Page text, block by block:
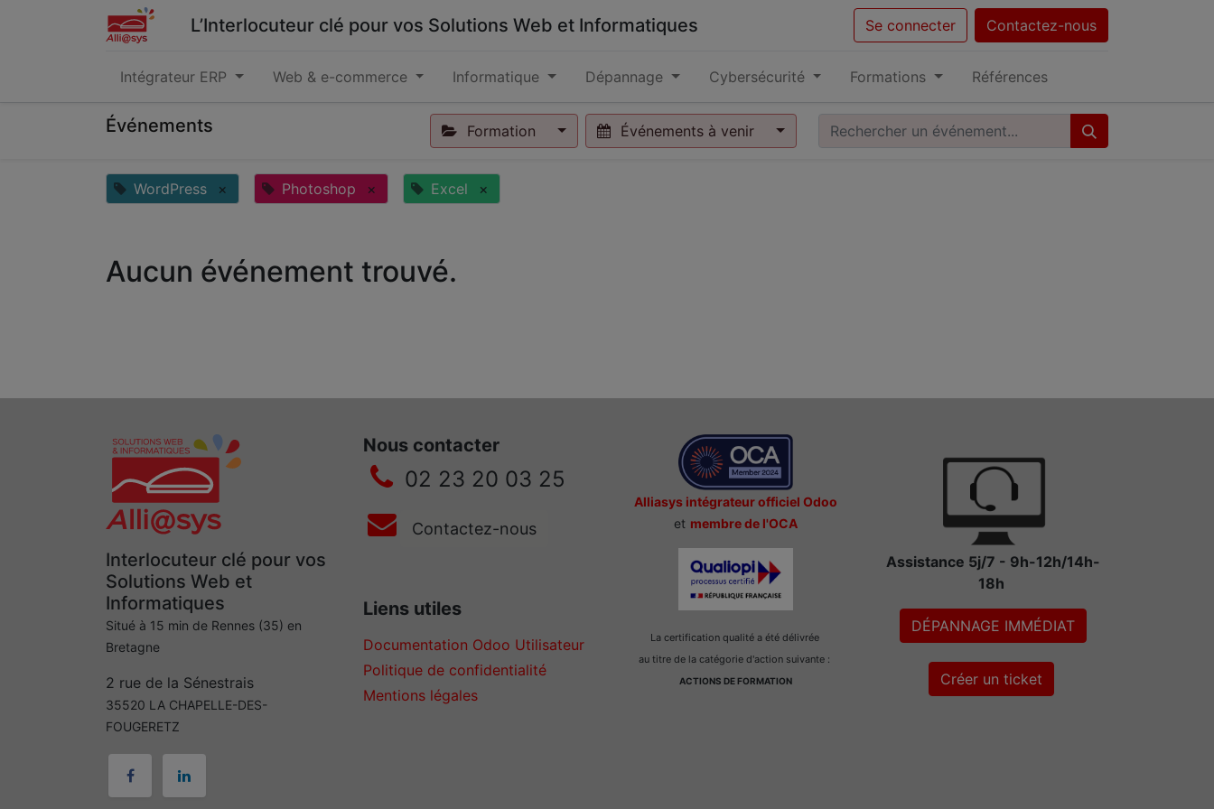
L’Interlocuteur clé pour vos Solutions Web et Informatiques Se connecter Contactez-nous
Intégrateur ERP Web & e-commerce Informatique Dépannage Cybersécurité Formations Références
Événements Formation Événements à venir
WordPress × Photoshop × Excel ×
Aucun événement trouvé.
Interlocuteur clé pour vos
Solutions Web et
Informatiques
Situé à 15 min de Rennes (35) en
Bretagne
2 rue de la Sénestrais
35520 LA CHAPELLE-DES-
FOUGERETZ
Nous contacter
02 23 20 03 25
Contactez-nous
Liens utiles
Documentation Odoo Utilisateur
Politique de confidentialité
Mentions légales
Alliasys intégrateur officiel Odoo
et membre de l'OCA
La certification qualité a été délivrée
au titre de la catégorie d'action suivante :
ACTIONS DE FORMATION
Assistance 5j/7 - 9h-12h/14h-
18h
DÉPANNAGE IMMÉDIAT
Créer un ticket